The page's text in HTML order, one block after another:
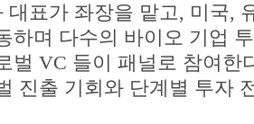
대표가 좌장을 맡고, 미국,
하며 다수의 바이오 기업
벌 VC 들이 패널로 참여한
진출 기회와 단계별 투자